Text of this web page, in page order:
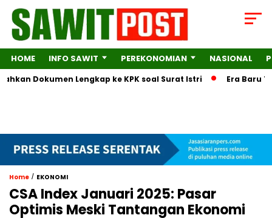
HOME INFO SAWIT PEREKONOMIAN NASIONAL
Lengkap ke KPK soal Surat Istri Era Baru Tata
Home / EKONOMI
CSA Index Januari 2025: Pasar
Optimis Meski Tantangan Ekonomi